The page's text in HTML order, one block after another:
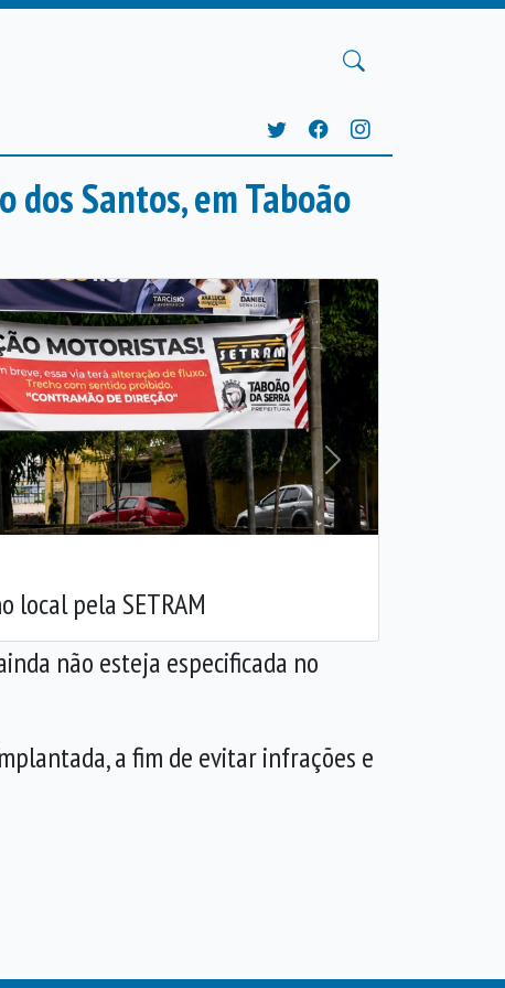
Santos, em Taboão
local pela SETRAM
Próxima
não esteja especificada no
a fim de evitar infrações e